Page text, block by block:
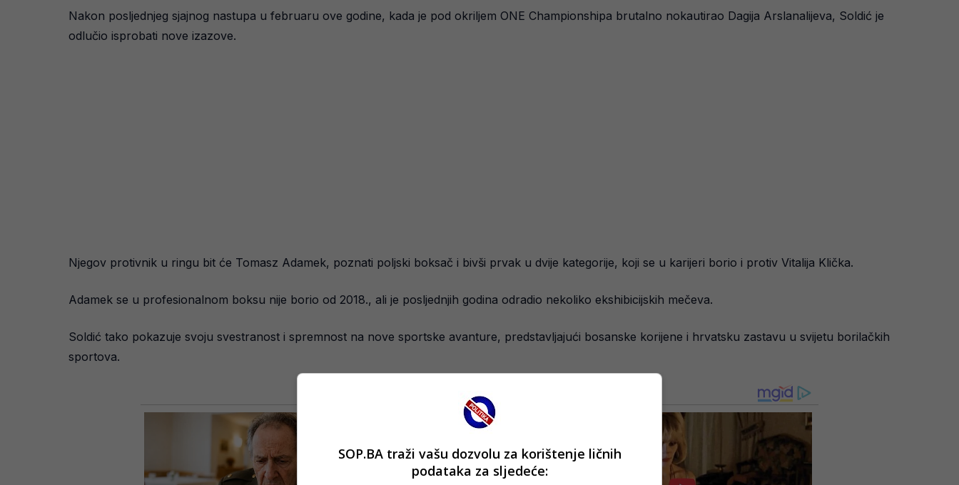
Nakon posljednjeg sjajnog nastupa u februaru ove godine, kada je pod okriljem ONE Championshipa brutalno nokautirao Dagija Arslanalijeva, Soldić je
odlučio isprobati nove izazove.
Njegov protivnik u ringu bit će Tomasz Adamek, poznati poljski boksač i bivši prvak u dvije kategorije, koji se u karijeri borio i protiv Vitalija Klička.
Adamek se u profesionalnom boksu nije borio od 2018., ali je posljednjih godina odradio nekoliko ekshibicijskih mečeva.
Soldić tako pokazuje svoju svestranost i spremnost na nove sportske avanture, predstavljajući bosanske korijene i hrvatsku zastavu u svijetu borilačkih
sportova.
SOP.BA traži vašu dozvolu za korištenje ličnih
podataka za sljedeće: